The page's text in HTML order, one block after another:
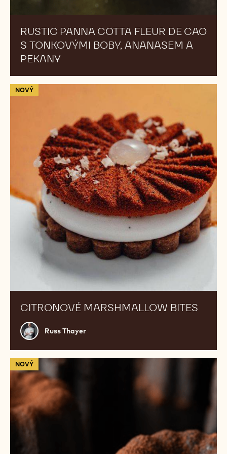
RUSTIC PANNA COTTA FLEUR DE CAO
S TONKOVÝMI BOBY, ANANASEM A
PEKANY
TONKOVÝMI
BOBY,
ANANASEM
PEKANY
CITRONOVÉ MARSHMALLOW BITES
Citronové
marshmallow